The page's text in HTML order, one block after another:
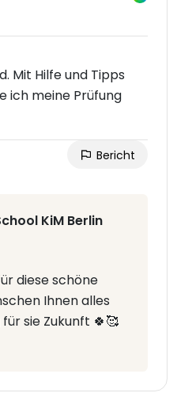
Mit Hilfe und Tipps
ich meine Prüfung
Bericht
KiM Berlin
diese schöne
Ihnen alles
sie Zukunft 🍀🥰